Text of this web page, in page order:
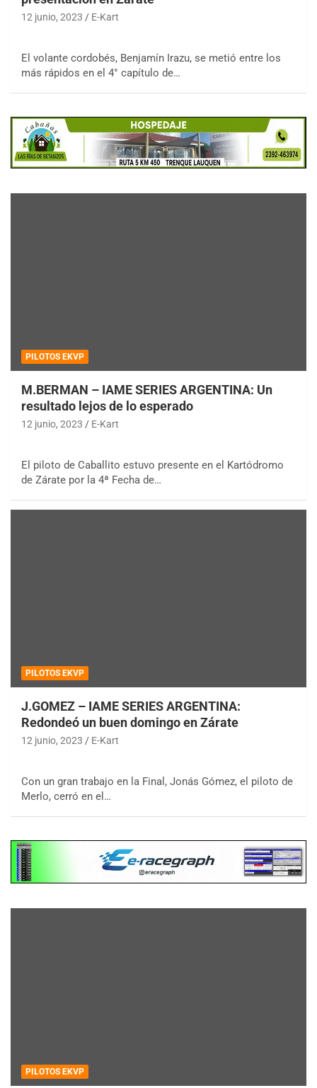
12 junio, 2023 E-Kart
El volante cordobés, Benjamín Irazu, se metió entre los
más rápidos en el 4° capítulo de…
PILOTOS EKVP
M.BERMAN – IAME SERIES ARGENTINA: Un
resultado lejos de lo esperado
12 junio, 2023 E-Kart
El piloto de Caballito estuvo presente en el Kartódromo
de Zárate por la 4ª Fecha de…
PILOTOS EKVP
J.GOMEZ – IAME SERIES ARGENTINA:
Redondeó un buen domingo en Zárate
12 junio, 2023 E-Kart
Con un gran trabajo en la Final, Jonás Gómez, el piloto de
Merlo, cerró en el…
PILOTOS EKVP